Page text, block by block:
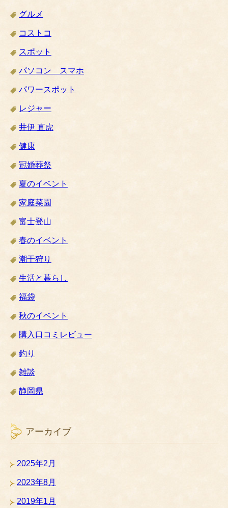
グルメ
コストコ
スポット
パソコン スマホ
パワースポット
レジャー
井伊 直虎
健康
冠婚葬祭
夏のイベント
家庭菜園
富士登山
春のイベント
潮干狩り
生活と暮らし
福袋
秋のイベント
購入口コミレビュー
釣り
雑談
静岡県
アーカイブ
2025年2月
2023年8月
2019年1月